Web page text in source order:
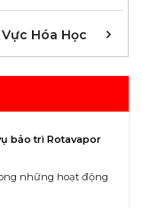
Hóa Học
bảo trì Rotavapor
những hoạt động